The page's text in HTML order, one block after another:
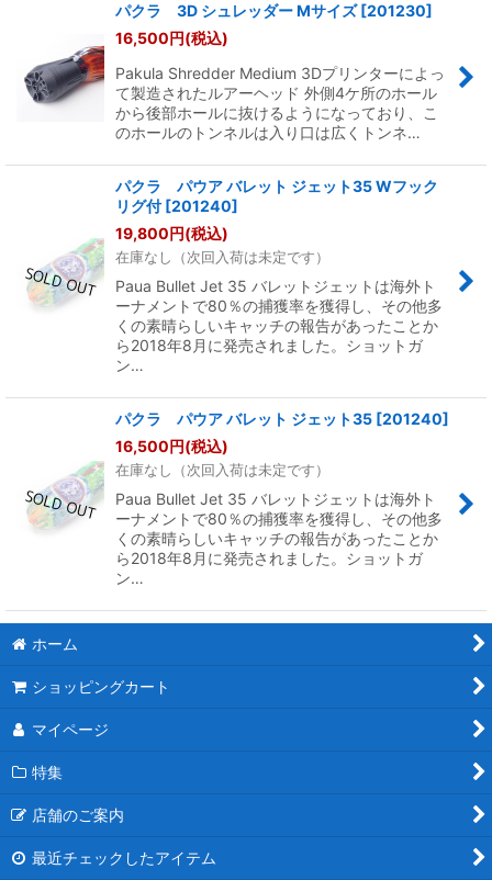
パクラ 3D シュレッダー Mサイズ [201230]
16,500円(税込)
Pakula Shredder Medium 3Dプリンターによっ
て製造されたルアーヘッド 外側4ケ所のホール
から後部ホールに抜けるようになっており、こ
のホールのトンネルは入り口は広くトンネ…
パクラ パウア バレット ジェット35 Wフック
リグ付 [201240]
19,800円(税込)
在庫なし（次回入荷は未定です）
Paua Bullet Jet 35 バレットジェットは海外ト
ーナメントで80％の捕獲率を獲得し、その他多
くの素晴らしいキャッチの報告があったことか
ら2018年8月に発売されました。ショットガ
ン…
パクラ パウア バレット ジェット35 [201240]
16,500円(税込)
在庫なし（次回入荷は未定です）
Paua Bullet Jet 35 バレットジェットは海外ト
ーナメントで80％の捕獲率を獲得し、その他多
くの素晴らしいキャッチの報告があったことか
ら2018年8月に発売されました。ショットガ
ン…
ホーム
ショッピングカート
マイページ
特集
店舗のご案内
最近チェックしたアイテム